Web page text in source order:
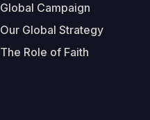
Global Campaign
Our Global Strategy
The Role of Faith